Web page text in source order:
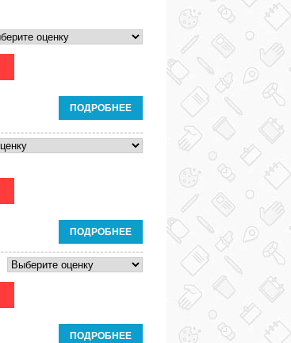
ПОДРОБНЕЕ
ПОДРОБНЕЕ
ПОДРОБНЕЕ